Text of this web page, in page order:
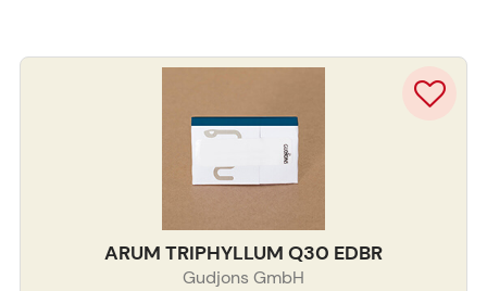
ARUM TRIPHYLLUM Q30 EDBR
Gudjons GmbH